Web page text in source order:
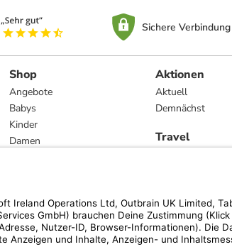
Sichere Verbindung
Shop
Angebote
Babys
Kinder
Damen
Marken
Aktionen
Aktuell
Demnächst
Travel